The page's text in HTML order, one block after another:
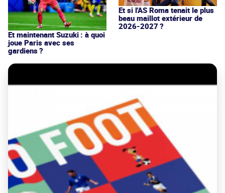
Et maintenant Suzuki : à quoi
joue Paris avec ses
gardiens ?
Et si l'AS Roma tenait le plus
beau maillot extérieur de
2026-2027 ?